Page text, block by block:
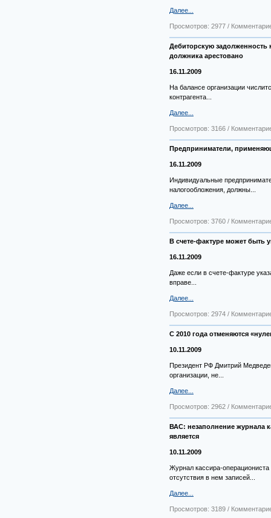
Далее...
Просмотров: 2977 /
Дебиторскую задолженность
должника арестовано
16.11.2009
На балансе организации
контрагента...
Далее...
Просмотров: 3166 /
Предприниматели,
16.11.2009
Индивидуальные
налогообложения, должны...
Далее...
Просмотров: 3760 /
В счете-фактуре может быть
16.11.2009
Даже если в счете-фактуре
вправе...
Далее...
Просмотров: 2974 /
С 2010 года отменяются
10.11.2009
Президент РФ Дмитрий
организации, не...
Далее...
Просмотров: 2962 /
ВАС: незаполнение журнала
является
10.11.2009
Журнал кассира-операциониста
отсутствия в нем записей...
Далее...
Просмотров: 3189 /